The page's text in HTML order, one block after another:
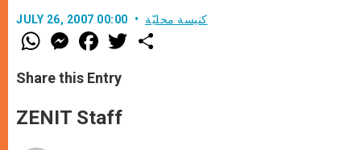
JULY 26, 2007 00:00 كنيسة محليّة
W
h
t
s
p
p
M
e
s
e
g
e
F
a
e
b
o
k
w
Share this Entry
ZENIT Staff